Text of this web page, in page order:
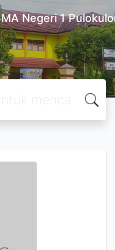
Negeri 1